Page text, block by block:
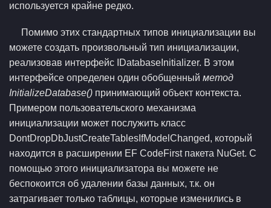
используется крайне редко.
Помимо этих стандартных типов инициализации вы
можете создать произвольный тип инициализации,
реализовав интерфейс IDatabaseInitializer. В этом
интерфейсе определен один обобщенный метод
InitializeDatabase() принимающий объект контекста.
Примером пользовательского механизма
инициализации может послужить класс
DontDropDbJustCreateTablesIfModelChanged, который
находится в расширении EF CodeFirst пакета NuGet. С
помощью этого инициализатора вы можете не
беспокоится об удалении базы данных, т.к. он
затрагивает только таблицы, которые изменились в